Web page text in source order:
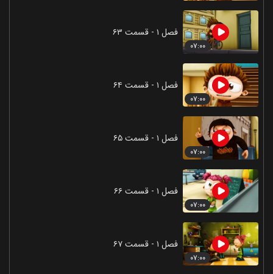
۰۷:۰۰
فصل ۱ - قسمت ۶۳
۰۷:۰۰
فصل ۱ - قسمت ۶۴
۰۷:۰۰
فصل ۱ - قسمت ۶۵
۰۷:۰۰
فصل ۱ - قسمت ۶۶
۰۷:۰۰
فصل ۱ - قسمت ۶۷